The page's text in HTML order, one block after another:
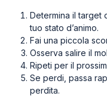
Determina il target
tuo stato d’animo.
Fai una piccola
Osserva salire il
Ripeti per il
Se perdi, passa
perdita.